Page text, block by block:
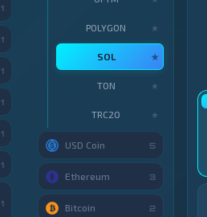
1
1
1
1
1
1
1
POLYGON ★
SOL ★
TON ★
TRC20 ★
USD Coin 5
Ethereum 3
Bitcoin 2